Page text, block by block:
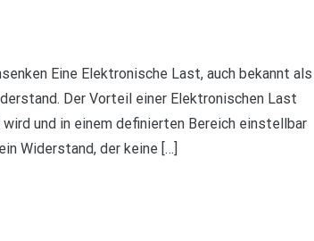
Eine Elektronische Last, auch bekannt als
Der Vorteil einer Elektronischen Last
und in einem definierten Bereich einstellbar
Widerstand, der keine […]